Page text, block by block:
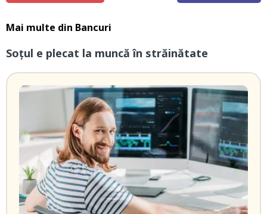
Mai multe din Bancuri
Soțul e plecat la muncă în străinătate